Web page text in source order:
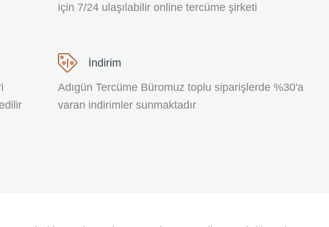
için 7/24 ulaşılabilir online tercüme şirketi
İndirim
Adıgün Tercüme Büromuz toplu siparişlerde %30'a
varan indirimler sunmaktadır